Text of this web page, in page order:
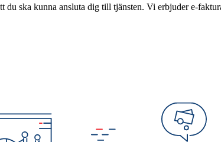
ska kunna ansluta dig till tjänsten. Vi erbjuder e-